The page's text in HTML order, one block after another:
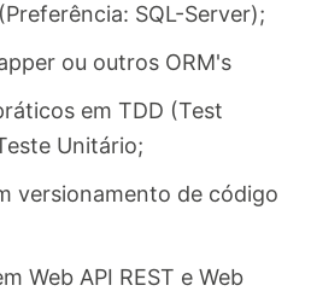
SQL-Server);
ou outros ORM's
em TDD (Test
Unitário;
versionamento de código
Web API REST e Web